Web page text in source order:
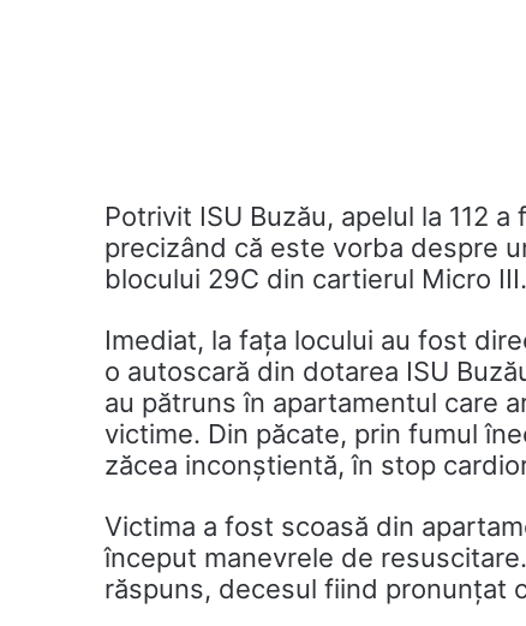
Potrivit ISU Buzău, apelul la 112
precizând că este vorba despre
blocului 29C din cartierul Micro III.
Imediat, la fața locului au fost
o autoscară din dotarea ISU
au pătruns în apartamentul care
victime. Din păcate, prin fumul
zăcea inconștientă, în stop
Victima a fost scoasă din
început manevrele de
răspuns, decesul fiind pronunțat